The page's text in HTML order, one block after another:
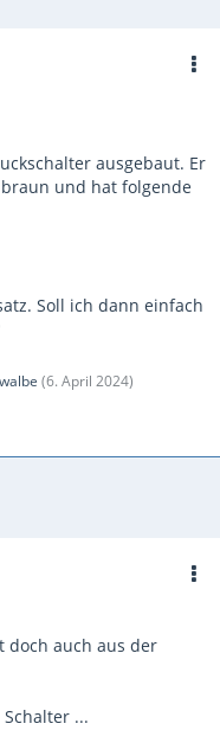
ausgebaut. Er
und hat folgende
Soll ich dann einfach
(6. April 2024)
doch auch aus der
...